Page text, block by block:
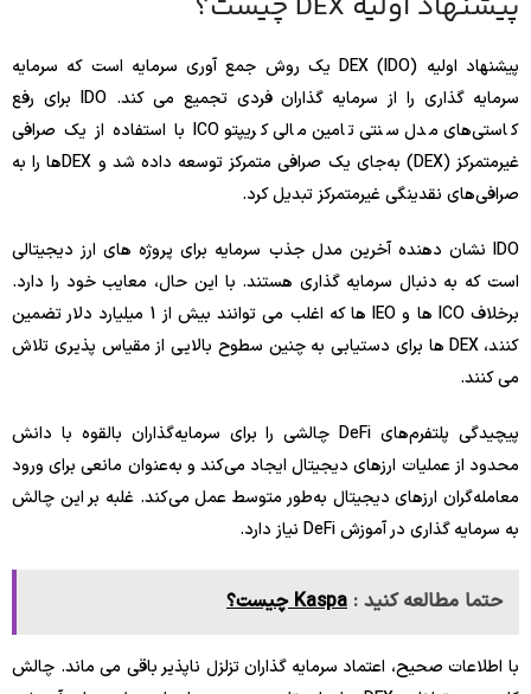
پیشنهاد اولیه DEX (IDO) یک روش جمع آوری سرمایه است که سرمایه
سرمایه گذاری را از سرمایه گذاران فردی تجمیع می کند. IDO برای رفع
کاستی‌های مدل سنتی تامین مالی کریپتو ICO با استفاده از یک صرافی
غیرمتمرکز (DEX) به‌جای یک صرافی متمرکز توسعه داده شد و DEX‌ها را به
صرافی‌های نقدینگی غیرمتمرکز تبدیل کرد.
IDO نشان دهنده آخرین مدل جذب سرمایه برای پروژه های ارز دیجیتالی
است که به دنبال سرمایه گذاری هستند. با این حال، معایب خود را دارد.
برخلاف ICO ها و IEO ها که اغلب می توانند بیش از 1 میلیارد دلار تضمین
کنند، DEX ها برای دستیابی به چنین سطوح بالایی از مقیاس پذیری تلاش
می کنند.
پیچیدگی پلتفرم‌های DeFi چالشی را برای سرمایه‌گذاران بالقوه با دانش
محدود از عملیات ارزهای دیجیتال ایجاد می‌کند و به‌عنوان مانعی برای ورود
معامله‌گران ارزهای دیجیتال به‌طور متوسط ​​عمل می‌کند. غلبه بر این چالش
به سرمایه گذاری در آموزش DeFi نیاز دارد.
حتما مطالعه کنید : Kaspa چیست؟
با اطلاعات صحیح، اعتماد سرمایه گذاران تزلزل ناپذیر باقی می ماند. چالش